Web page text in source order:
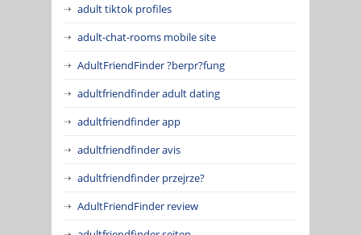
adult tiktok profiles
adult-chat-rooms mobile site
AdultFriendFinder ?berpr?fung
adultfriendfinder adult dating
adultfriendfinder app
adultfriendfinder avis
adultfriendfinder przejrze?
AdultFriendFinder review